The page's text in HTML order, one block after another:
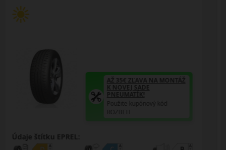
AŽ 35€ ZĽAVA NA MONTÁŽ
K NOVEJ SADE
PNEUMATÍK!
Použite kupónový kód
Údaje štítku EPREL: